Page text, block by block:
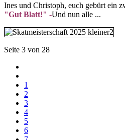
Ines und Christoph, euch gebürt ein
"Gut Blatt!" -Und nun alle ...
Seite 3 von 28
1
2
3
4
5
6